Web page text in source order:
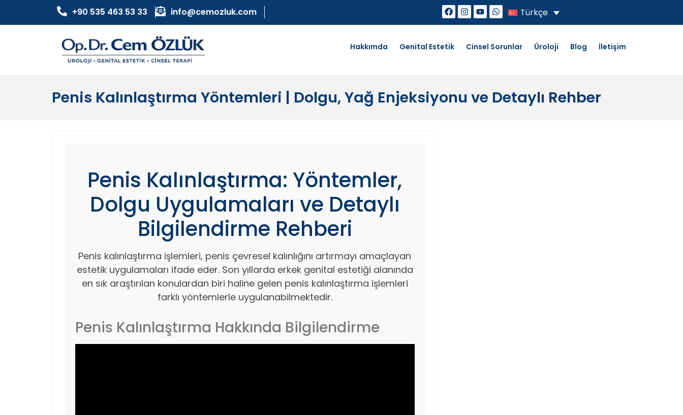
+90 535 463 53 33 info@cemozluk.com Türkçe
Hakkımda Genital Estetik Cinsel Sorunlar Üroloji Blog İletişim
Penis Kalınlaştırma Yöntemleri | Dolgu, Yağ Enjeksiyonu ve Detaylı Rehber
Penis Kalınlaştırma: Yöntemler,
Dolgu Uygulamaları ve Detaylı
Bilgilendirme Rehberi
Penis kalınlaştırma işlemleri, penis çevresel kalınlığını artırmayı amaçlayan
estetik uygulamaları ifade eder. Son yıllarda erkek genital estetiği alanında
en sık araştırılan konulardan biri haline gelen penis kalınlaştırma işlemleri
farklı yöntemlerle uygulanabilmektedir.
Penis Kalınlaştırma Hakkında Bilgilendirme